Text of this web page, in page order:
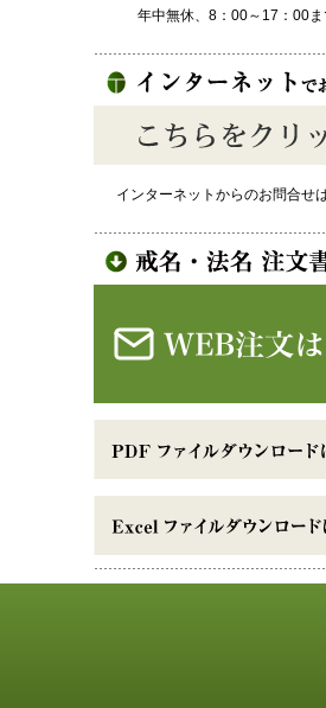
年中無休、8：00～17：00ま
インターネットからのお問合せ